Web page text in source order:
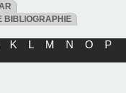
BIBLIOGRAPHIE
K L M N O
P